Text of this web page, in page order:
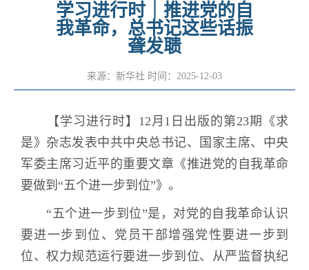
学习进行时｜推进党的自
我革命，总书记这些话振
聋发聩
来源：新华社 时间：2025-12-03
【学习进行时】 12月 1 日出版的第23期《求
是》杂志发表中共中央总书记、国家主席、中央
军委主席习近平的重要文章《推进党的自我革命
要做到 “五个进一步到位”》。
“五个进一步到位”是，对党的自我革命认识
要进一步到位、党员干部增强党性要进一步到
位、权力规范运行要进一步到位、从严监督执纪